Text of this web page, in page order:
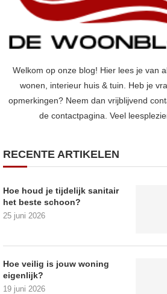
Welkom op onze blog! Hier lees je van
wonen, interieur huis & tuin. Heb je
opmerkingen? Neem dan vrijblijvend
de contactpagina. Veel
RECENTE ARTIKELEN
Hoe houd je tijdelijk sanitair
het beste schoon?
25 juni 2026
Hoe veilig is jouw woning
eigenlijk?
19 juni 2026